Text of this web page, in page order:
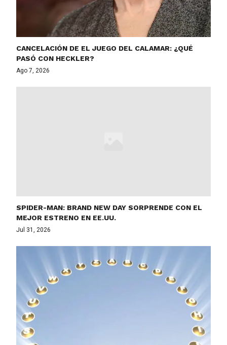
CANCELACIÓN DE EL JUEGO DEL CALAMAR: ¿QUÉ
PASÓ CON HECKLER?
Ago 7, 2026
SPIDER-MAN: BRAND NEW DAY SORPRENDE CON EL
MEJOR ESTRENO EN EE.UU.
Jul 31, 2026